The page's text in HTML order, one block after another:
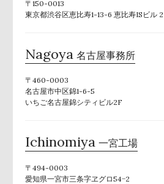
〒150-0013
東京都渋谷区恵比寿1-13-6 恵比寿ISビル
Nagoya 名古屋事務所
〒460-0003
名古屋市中区錦1-6-5
いちご名古屋錦シティビル2F
Ichinomiya 一宮工場
〒494-0003
愛知県一宮市三条字ヱグロ54−2